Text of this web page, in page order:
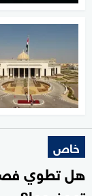
خاص
هل تطوي